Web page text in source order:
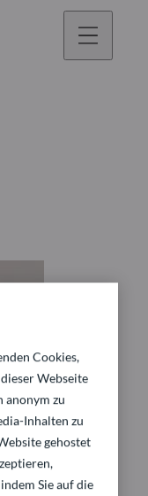
Cookies,
Webseite
anonym zu
Inhalten zu
gehostet
Sie auf die